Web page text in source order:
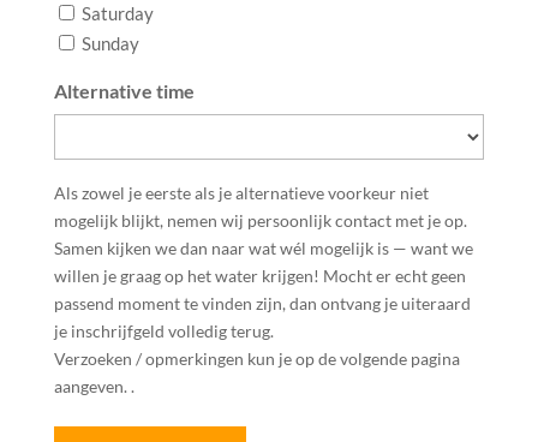
Saturday
Sunday
Alternative time
Als zowel je eerste als je alternatieve voorkeur niet
mogelijk blijkt, nemen wij persoonlijk contact met je op.
Samen kijken we dan naar wat wél mogelijk is — want we
willen je graag op het water krijgen! Mocht er echt geen
passend moment te vinden zijn, dan ontvang je uiteraard
je inschrijfgeld volledig terug.
Verzoeken / opmerkingen kun je op de volgende pagina
aangeven. .